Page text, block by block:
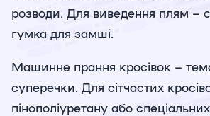
розводи. Для виведення плям –
гумка для замші.
Машинне прання кросівок –
суперечки. Для сітчастих
пінополіуретану або